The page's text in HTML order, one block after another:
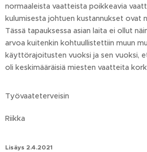
normaaleista vaatteista poikkeavia
kulumisesta johtuen kustannukset ovat
Tässä tapauksessa asian laita ei ollut
arvoa kuitenkin kohtuullistettiin muun
käyttörajoitusten vuoksi ja sen vuoksi,
oli keskimääräisiä miesten vaatteita
Työvaateterveisin
Riikka
Lisäys 2.4.2021